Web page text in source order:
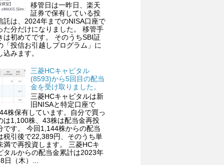
移管日は一昨日、楽天
証券で保有している投
託は、2024年までのNISA口座で
た分だけになりました。 移管手
は初めてです。 そのうちSBI証
「投信お引越しプログラム」に
込みます。
三菱HCキャピタル
(8593)から5回目の配当
金を受け取りました。
三菱HCキャピタルは新
旧NISAと特定口座で
株保有しています。自分で買っ
は1,100株、43株は配当金再投
です。 今回1,144株からの配当
税引後で22,389円、そのうち単
満で再投資します。 三菱HCキ
タルからの配当金累計は2023年
日（木）...